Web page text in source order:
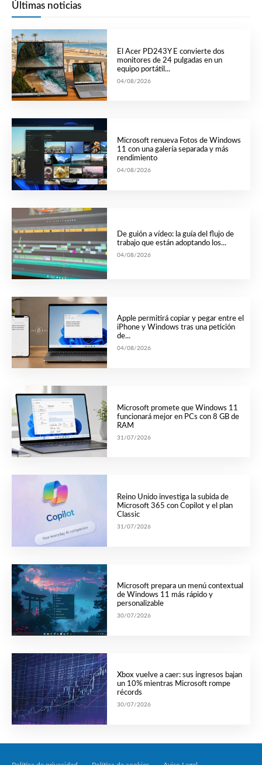
Últimas noticias
El Acer PD243Y E convierte dos
monitores de 24 pulgadas en un
equipo portátil...
04/08/2026
Microsoft renueva Fotos de Windows
11 con una galería separada y más
rendimiento
04/08/2026
De guión a vídeo: la guía del flujo de
trabajo que están adoptando los...
04/08/2026
Apple permitirá copiar y pegar entre el
iPhone y Windows tras una petición
de...
04/08/2026
Microsoft promete que Windows 11
funcionará mejor en PCs con 8 GB de
RAM
31/07/2026
Reino Unido investiga la subida de
Microsoft 365 con Copilot y el plan
Classic
31/07/2026
Microsoft prepara un menú contextual
de Windows 11 más rápido y
personalizable
30/07/2026
Xbox vuelve a caer: sus ingresos bajan
un 10% mientras Microsoft rompe
récords
30/07/2026